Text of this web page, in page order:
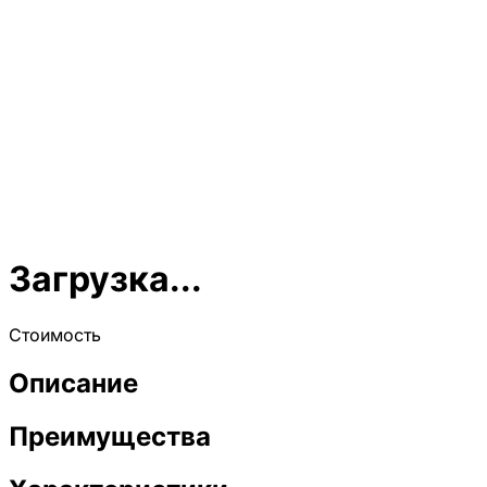
Загрузка...
Стоимость
Описание
Преимущества